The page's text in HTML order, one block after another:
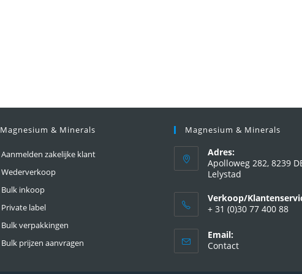
Magnesium & Minerals
Aanmelden zakelijke klant
Wederverkoop
Bulk inkoop
Private label
Bulk verpakkingen
Bulk prijzen aanvragen
Magnesium & Minerals
Adres:
Apolloweg 282, 8239
Lelystad
Verkoop/
+ 31 (0)30 77 400 88
Email:
Contact